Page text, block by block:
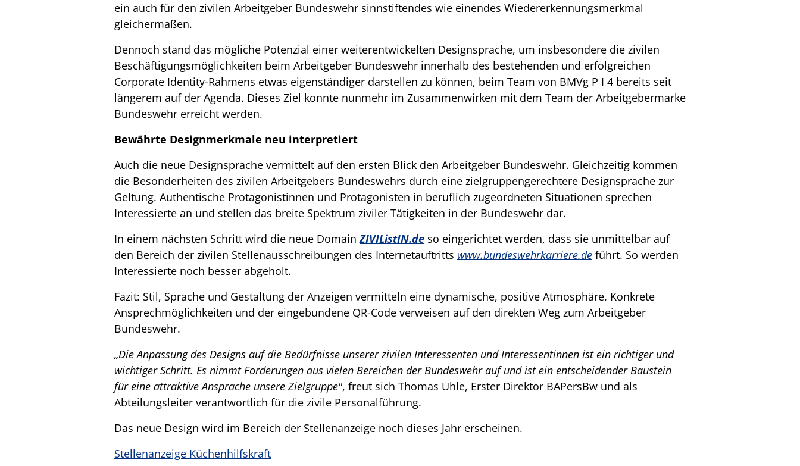
ein auch für den zivilen Arbeitgeber Bundeswehr sinnstiftendes wie einendes Wiedererkennungsmerkmal
gleichermaßen.
Dennoch stand das mögliche Potenzial einer weiterentwickelten Designsprache, um insbesondere die zivilen
Beschäftigungsmöglichkeiten beim Arbeitgeber Bundeswehr innerhalb des bestehenden und erfolgreichen
Corporate Identity-Rahmens etwas eigenständiger darstellen zu können, beim Team von BMVg P I 4 bereits seit
längerem auf der Agenda. Dieses Ziel konnte nunmehr im Zusammenwirken mit dem Team der Arbeitgebermarke
Bundeswehr erreicht werden.
Bewährte Designmerkmale neu interpretiert
Auch die neue Designsprache vermittelt auf den ersten Blick den Arbeitgeber Bundeswehr. Gleichzeitig kommen
die Besonderheiten des zivilen Arbeitgebers Bundeswehrs durch eine zielgruppengerechtere Designsprache zur
Geltung. Authentische Protagonistinnen und Protagonisten in beruflich zugeordneten Situationen sprechen
Interessierte an und stellen das breite Spektrum ziviler Tätigkeiten in der Bundeswehr dar.
In einem nächsten Schritt wird die neue DomainZIVIListIN.de so eingerichtet werden, dass sie unmittelbar auf
den Bereich der zivilen Stellenausschreibungen des Internetauftritts www.bundeswehrkarriere.de führt. So werden
Interessierte noch besser abgeholt.
Fazit: Stil, Sprache und Gestaltung der Anzeigen vermitteln eine dynamische, positive Atmosphäre. Konkrete
Ansprechmöglichkeiten und der eingebundene QR-Code verweisen auf den direkten Weg zum Arbeitgeber
Bundeswehr.
„Die Anpassung des Designs auf die Bedürfnisse unserer zivilen Interessenten und Interessentinnen ist ein richtiger und
wichtiger Schritt. Es nimmt Forderungen aus vielen Bereichen der Bundeswehr auf und ist ein entscheidender Baustein
für eine attraktive Ansprache unsere Zielgruppe", freut sich Thomas Uhle, Erster Direktor BAPersBw und als
Abteilungsleiter verantwortlich für die zivile Personalführung.
Das neue Design wird im Bereich der Stellenanzeige noch dieses Jahr erscheinen.
Stellenanzeige Küchenhilfskraft